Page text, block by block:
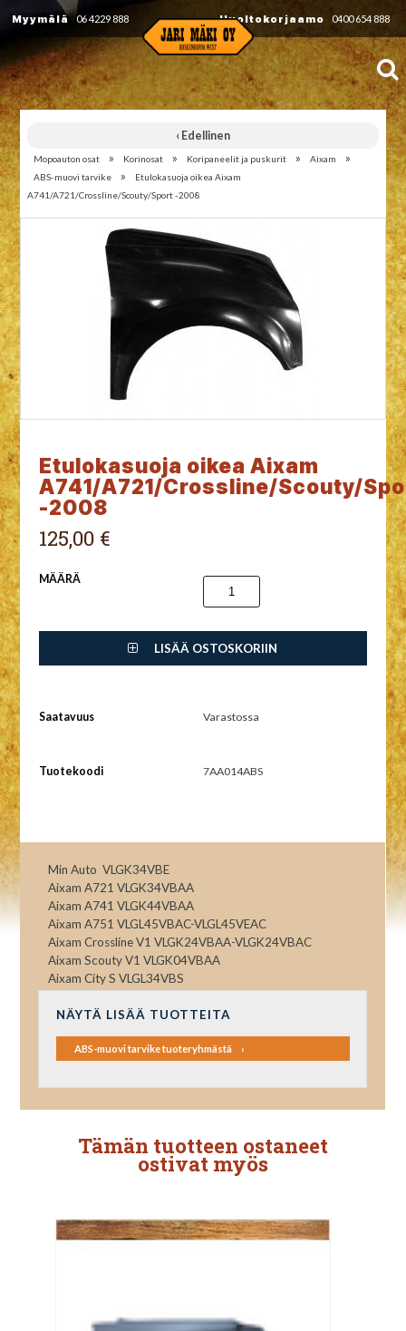
Myymälä 06 4229 888 Huoltokorjaamo 0400 654 888
‹ Edellinen
Mopoauton osat » Korinosat » Koripaneelit ja puskurit » Aixam »
ABS-muovi tarvike »
Etulokasuoja oikea Aixam
A741/A721/Crossline/Scouty/Sport -2008
Etulokasuoja oikea Aixam
A741/A721/Crossline/Scouty/
-2008
125,00 €
MÄÄRÄ
LISÄÄ OSTOSKORIIN
Saatavuus Varastossa
Tuotekoodi 7AA014ABS
Min Auto VLGK34VBE
Aixam A721 VLGK34VBAA
Aixam A741 VLGK44VBAA
Aixam A751 VLGL45VBAC-VLGL45VEAC
Aixam Crossline V1 VLGK24VBAA-VLGK24VBAC
Aixam Scouty V1 VLGK04VBAA
Aixam City S VLGL34VBS
NÄYTÄ LISÄÄ TUOTTEITA
ABS-muovi tarvike tuoteryhmästä
Tämän tuotteen ostaneet
ostivat myös